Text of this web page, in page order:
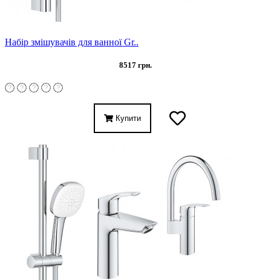
Набір змішувачів для ванної Gr..
8517 грн.
Купити